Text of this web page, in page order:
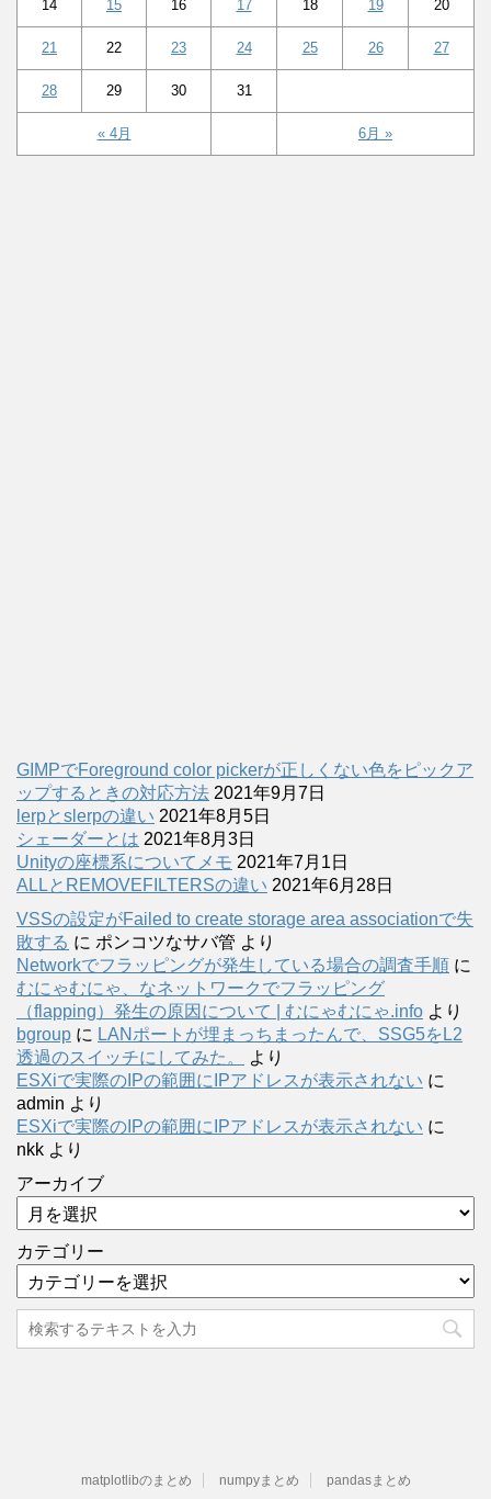
« 4月 6月 »
14 15 16 17 18 19 20
21 22 23 24 25 26 27
28 29 30 31
GIMPでForeground color pickerが正しくない色をピックア
ップするときの対応方法 2021年9月7日
lerpとslerpの違い 2021年8月5日
シェーダーとは 2021年8月3日
Unityの座標系についてメモ 2021年7月1日
ALLとREMOVEFILTERSの違い 2021年6月28日
VSSの設定がFailed to create storage area associationで失
敗する に ポンコツなサバ管 より
Networkでフラッピングが発生している場合の調査手順 に
むにゃむにゃ、なネットワークでフラッピング
（flapping）発生の原因について | むにゃむにゃ.info より
bgroup に LANポートが埋まっちまったんで、SSG5をL2
透過のスイッチにしてみた。
より
ESXiで実際のIPの範囲にIPアドレスが表示されない に
admin より
ESXiで実際のIPの範囲にIPアドレスが表示されない に
nkk より
アーカイブ
カテゴリー
matplotlibのまとめ numpyまとめ pandasまとめ